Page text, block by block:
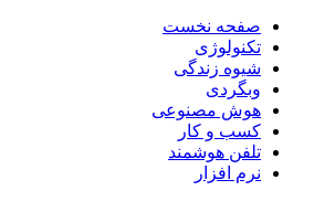
صفحه نخست
تکنولوژی
شیوه زندگی
وبگردی
هوش مصنوعی
کسب و کار
تلفن هوشمند
نرم افزار